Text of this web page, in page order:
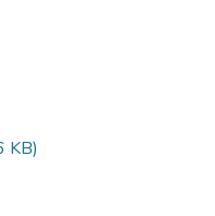
KB)